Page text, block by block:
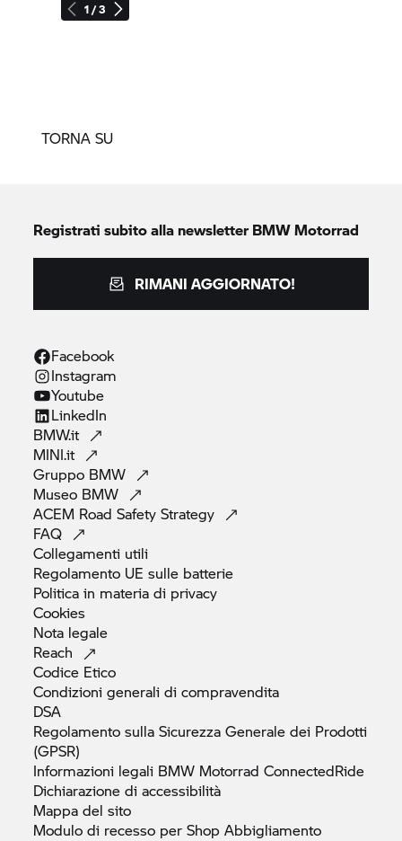
1 / 3
TORNA SU
Registrati subito alla newsletterBMW Motorrad
RIMANI AGGIORNATO!
Facebook
Instagram
Youtube
LinkedIn
BMW.it
MINI.it
Gruppo BMW
Museo BMW
ACEM Road SafetyStrategy
FAQ
Collegamenti utili
Regolamento UE sulle batterie
Politica in materia di privacy
Cookies
Nota legale
Reach
Codice Etico
Condizioni generali dicompravendita
DSA
Regolamento sulla Sicurezza Generale dei Prodotti
(GPSR)
Informazioni legali BMW Motorrad ConnectedRide
Dichiarazione diaccessibilità
Mappa delsito
Modulo di recesso per ShopAbbigliamento